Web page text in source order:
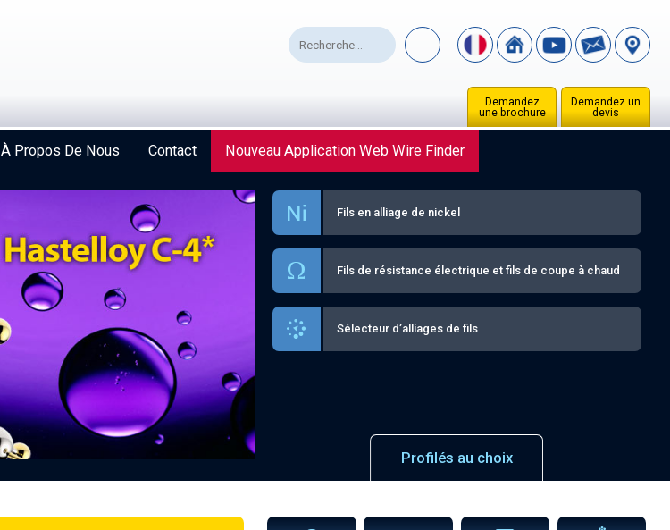
Demandez un
devis
Demandez
une brochure
À Propos De Nous Contact Nouveau Application Web Wire Finder
Fils en alliage de nickel
Fils de résistance électrique et fils de coupe à chaud
Sélecteur d’alliages de fils
Profilés au choix